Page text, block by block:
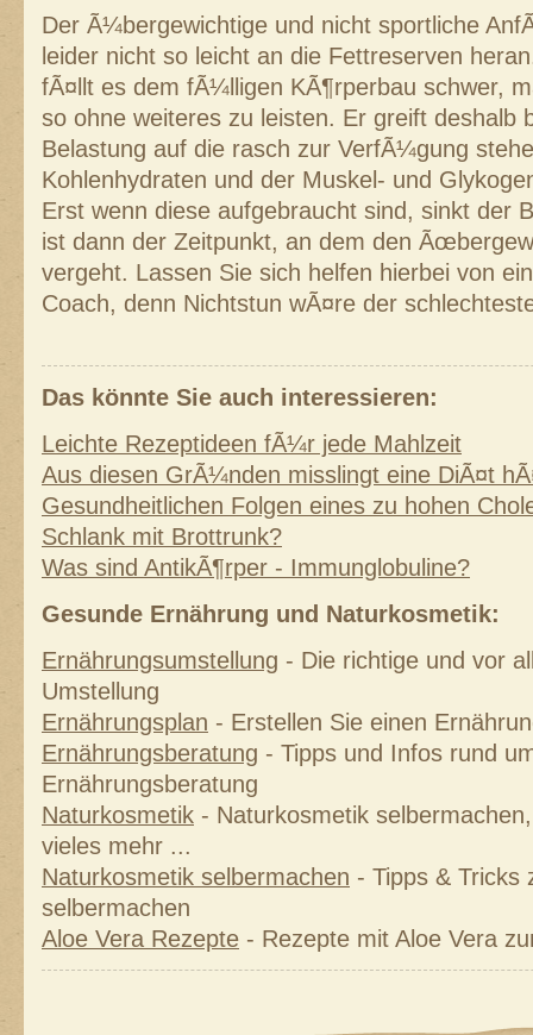
Der Ã¼bergewichtige und nicht sportliche
leider nicht so leicht an die Fettreserven
fÃ¤llt es dem fÃ¼lligen KÃ¶rperbau schwer,
so ohne weiteres zu leisten. Er greift deshalb
Belastung auf die rasch zur VerfÃ¼gung
Kohlenhydraten und der Muskel- und
Erst wenn diese aufgebraucht sind, sinkt der
ist dann der Zeitpunkt, an dem den
vergeht. Lassen Sie sich helfen hierbei von
Coach, denn Nichtstun wÃ¤re der
Das könnte Sie auch interessieren:
Leichte Rezeptideen fÃ¼r jede Mahlzeit
Aus diesen GrÃ¼nden misslingt eine DiÃ¤t
Gesundheitlichen Folgen eines zu hohen
Schlank mit Brottrunk?
Was sind AntikÃ¶rper - Immunglobuline?
Gesunde Ernährung und Naturkosmetik:
Ernährungsumstellung - Die richtige und vor
Umstellung
Ernährungsplan - Erstellen Sie einen
Ernährungsberatung - Tipps und Infos rund
Ernährungsberatung
Naturkosmetik - Naturkosmetik
vieles mehr ...
Naturkosmetik selbermachen - Tipps & Tricks
selbermachen
Aloe Vera Rezepte - Rezepte mit Aloe Vera